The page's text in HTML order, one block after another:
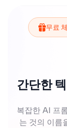
무료
간단한
복잡한 AI 프
는 것의 이름